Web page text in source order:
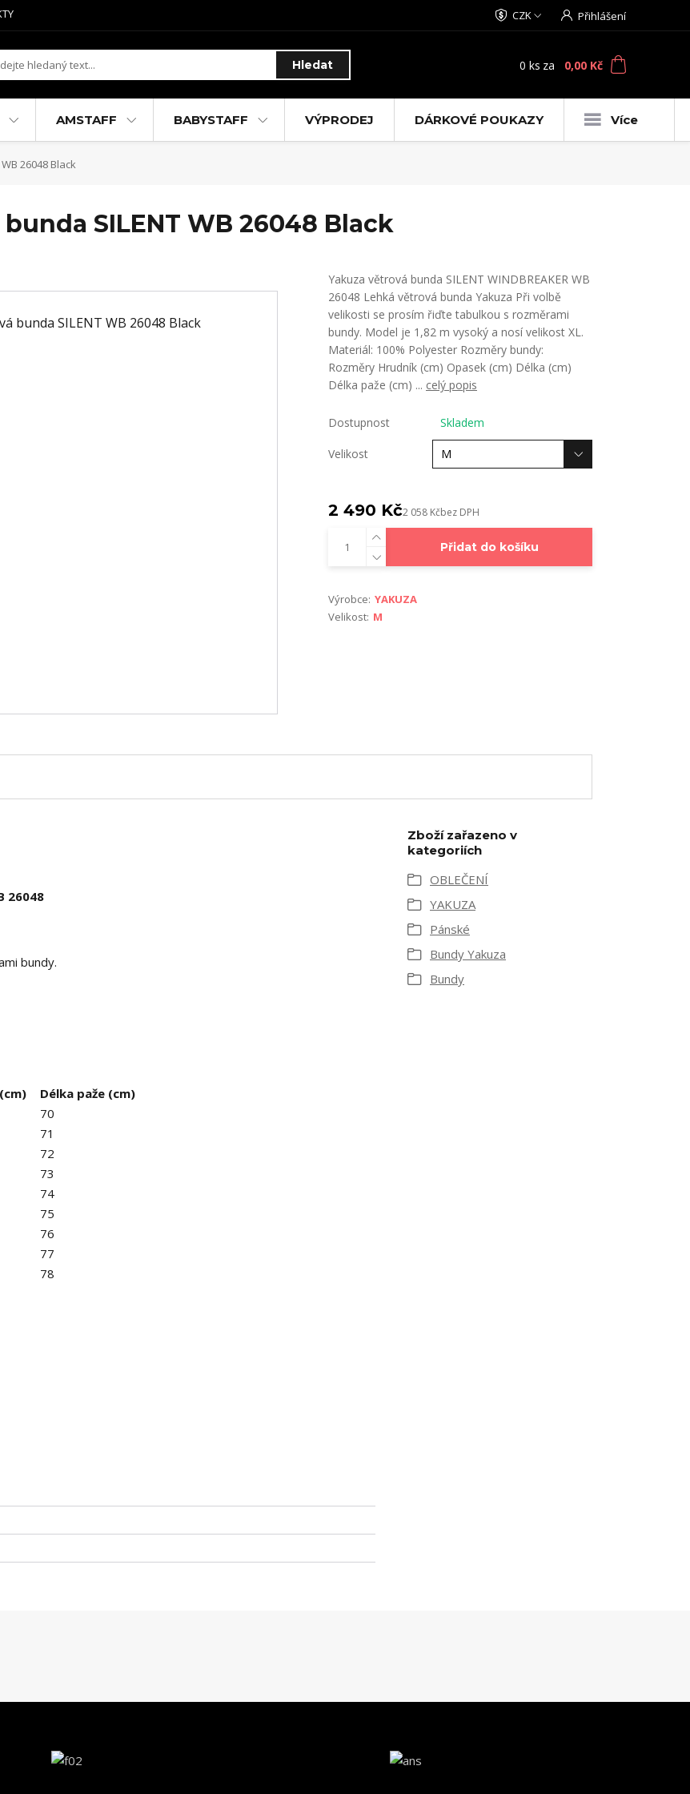
CZK Přihlášení
Hledat 0 ks za 0,00 Kč
AMSTAFF BABYSTAFF VÝPRODEJ DÁRKOVÉ POUKAZY Více
26048 Black
SILENT WB 26048 Black
Yakuza větrová bunda SILENT WINDBREAKER WB
26048 Lehká větrová bunda Yakuza Při volbě
velikosti se prosím řiďte tabulkou s rozměrami
bundy. Model je 1,82 m vysoký a nosí velikost XL.
Materiál: 100% Polyester Rozměry bundy:
Rozměry Hrudník (cm) Opasek (cm) Délka (cm)
Délka paže (cm) ... celý popis
Dostupnost Skladem
Velikost
2 490 Kč2 058 Kčbez DPH
Přidat do košíku
Výrobce: YAKUZA
Velikost: M
26048
bundy.
Délka paže (cm)
70
71
72
73
74
75
76
77
78
Zboží zařazeno v
kategoriích
OBLEČENÍ
YAKUZA
Pánské
Bundy Yakuza
Bundy